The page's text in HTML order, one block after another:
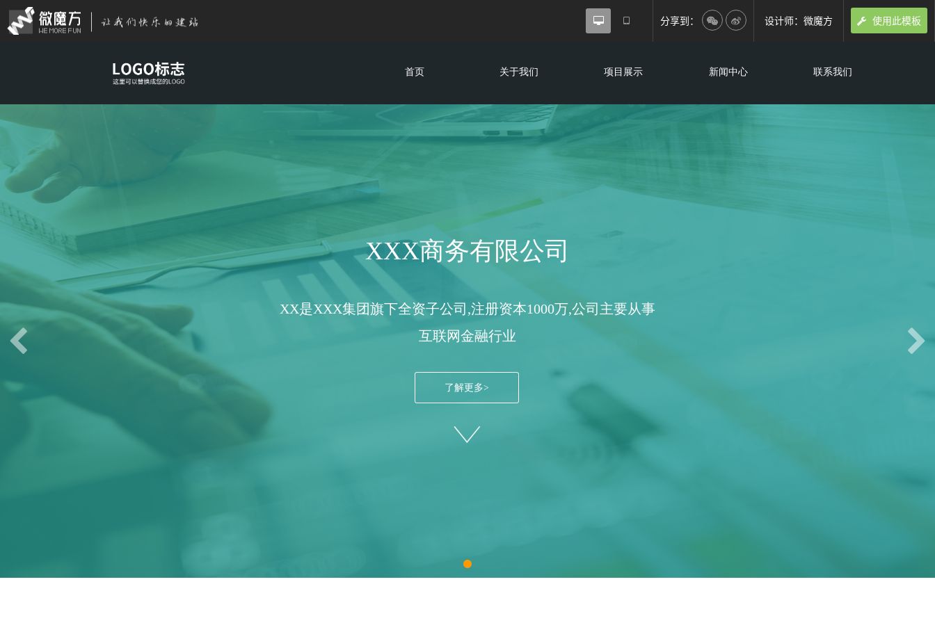
分享到： 设计师：微魔方 使用此模板